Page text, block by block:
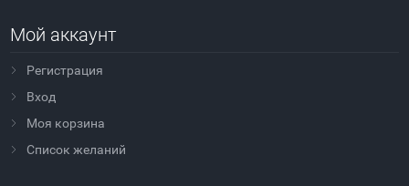
Мой аккаунт
Регистрация
Вход
Моя корзина
Cписок желаний